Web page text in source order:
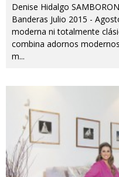
Denise Hidalgo
Banderas Julio 2015 -
moderna ni totalmente
combina adornos
m...